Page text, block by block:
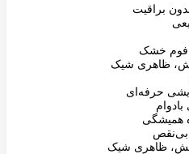
براقیت
فوم خشک
ظاهری شیک
حرفه‌ای
همیشگی
بی‌نقص
ظاهری شیک